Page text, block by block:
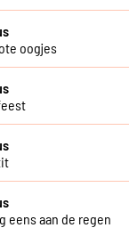
oogjes
eens aan de regen